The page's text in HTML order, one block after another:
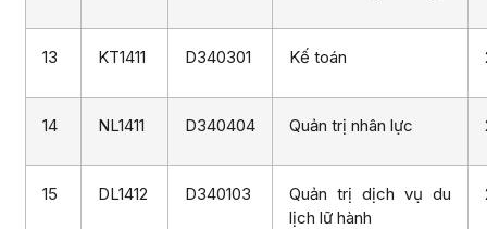
13 KT1411 D340301 Kế toán
14 NL1411 D340404 Quản trị nhân lực
15 DL1412 D340103
Quản trị dịch vụ du
lịch lữ hành